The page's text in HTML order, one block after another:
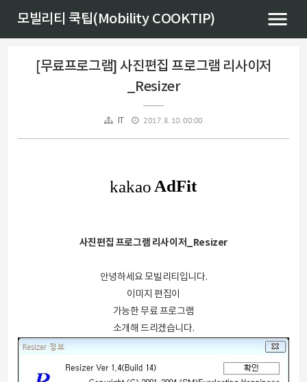
모빌리티 쿡팁(Mobility COOKTIP)
[무료프로그램] 사진편집 프로그램 리사이저
_Resizer
IT 2017. 8. 10. 00:00
사진편집 프로그램 리사이저_Resizer
안녕하세요 모빌리티입니다.
이미지 편집이
가능한 무료 프로그램
소개해 드리겠습니다.